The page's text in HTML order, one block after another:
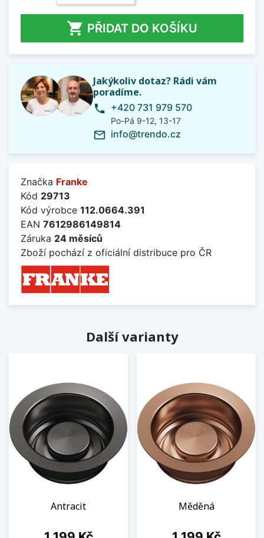
 PŘIDAT DO KOŠÍKU
Jakýkoliv dotaz? Rádi vám
poradíme.
phone +420 731 979 570
Po-Pá 9-12, 13-17
mail_outline info@trendo.cz
Značka Franke
Kód 29713
Kód výrobce 112.0664.391
EAN 7612986149814
Záruka 24 měsíců
Zboží pochází z oficiální distribuce pro ČR
Další varianty
Antracit
Cena
Měděná
Cena